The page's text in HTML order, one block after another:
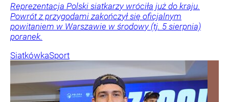
Reprezentacja Polski siatkarzy wróciła już do kraju.
Powrót z przygodami zakończył się oficjalnym
powitaniem w Warszawie w środowy (tj. 5 sierpnia)
poranek.
SiatkówkaSport